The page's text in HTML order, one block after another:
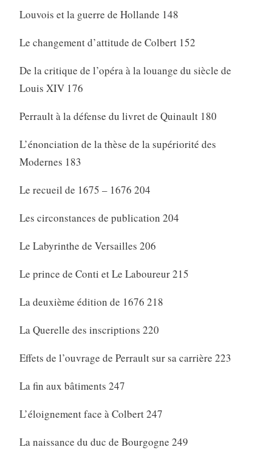
Louvois et la guerre de Hollande 148
Le changement d’attitude de Colbert 152
De la critique de l’opéra à la louange du siècle de
Louis XIV 176
Perrault à la défense du livret de Quinault 180
L’énonciation de la thèse de la supériorité des
Modernes 183
Le recueil de 1675 – 1676 204
Les circonstances de publication 204
Le Labyrinthe de Versailles 206
Le prince de Conti et Le Laboureur 215
La deuxième édition de 1676 218
La Querelle des inscriptions 220
Effets de l’ouvrage de Perrault sur sa carrière 223
La fin aux bâtiments 247
L’éloignement face à Colbert 247
La naissance du duc de Bourgogne 249